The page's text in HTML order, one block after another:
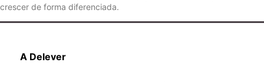
crescer de forma diferenciada.
A Delever